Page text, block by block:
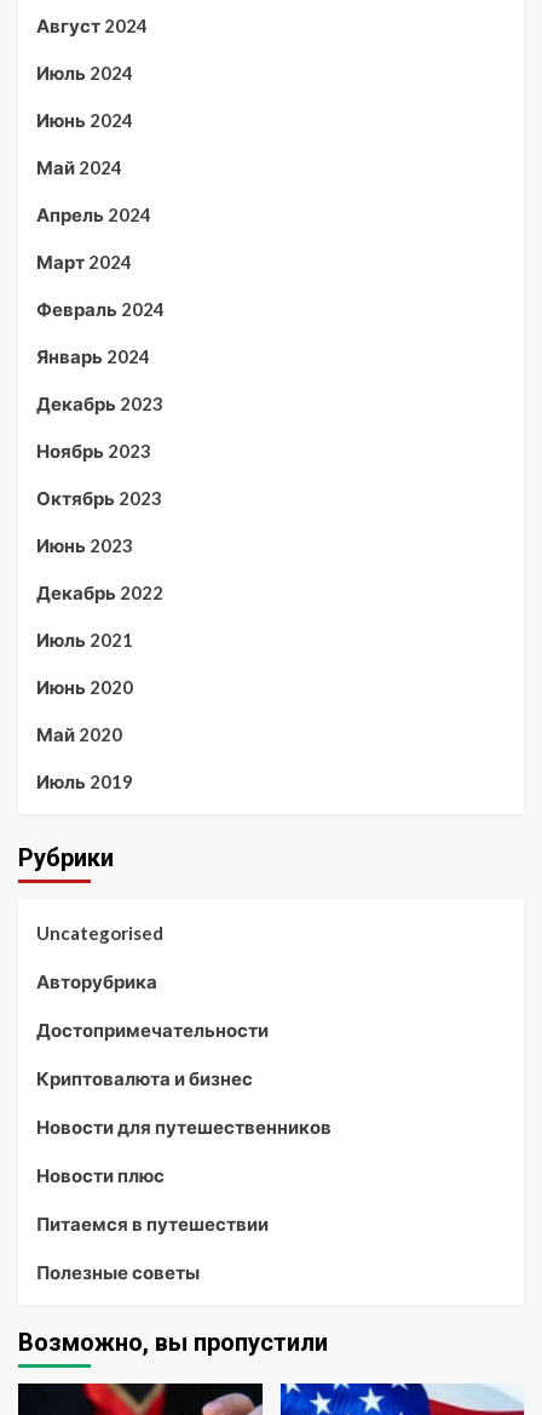
Август 2024
Июль 2024
Июнь 2024
Май 2024
Апрель 2024
Март 2024
Февраль 2024
Январь 2024
Декабрь 2023
Ноябрь 2023
Октябрь 2023
Июнь 2023
Декабрь 2022
Июль 2021
Июнь 2020
Май 2020
Июль 2019
Рубрики
Uncategorised
Авторубрика
Достопримечательности
Криптовалюта и бизнес
Новости для путешественников
Новости плюс
Питаемся в путешествии
Полезные советы
Возможно, вы пропустили